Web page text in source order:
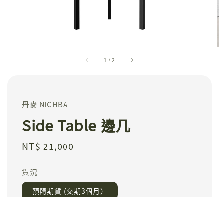
1 /2
丹麥 NICHBA
Side Table 邊几
Regular
NT$ 21,000
貨況
預購期貨 (交期3個月）